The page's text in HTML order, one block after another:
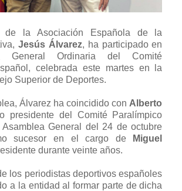
de la Asociación Española de la
Jesús Álvarez, ha participado en
General Ordinaria del Comité
celebrada este martes en la
Superior de Deportes.
Álvarez ha coincidido con Alberto
presidente del Comité Paralímpico
General del 24 de octubre
sucesor en el cargo de
Miguel
durante veinte años.
los periodistas deportivos españoles
a la entidad al formar parte de dicha